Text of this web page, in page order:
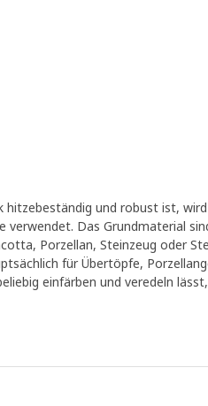
hitzebeständig und robust ist,
verwendet. Das Grundmaterial
Porzellan, Steinzeug oder
für Übertöpfe,
einfärben und veredeln